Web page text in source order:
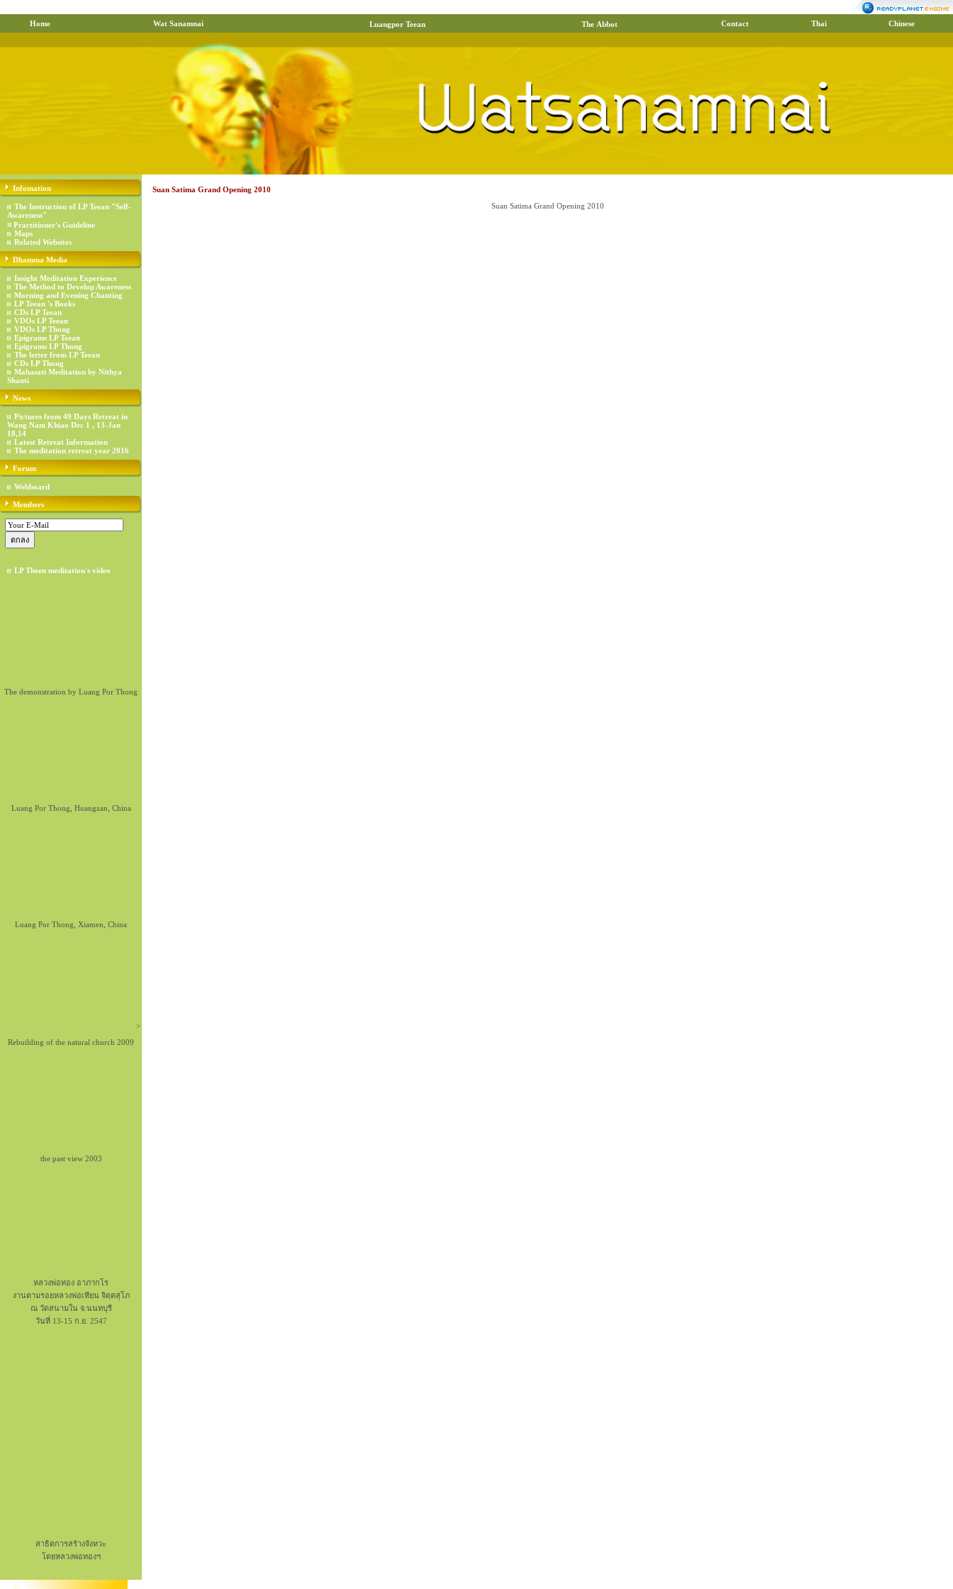
Home Wat Sanamnai Luangpor Teean The Abbot Contact Thai Chinese
Infomation
The Instruction of LP Teean "Self-
Awareness"
Practitioner's Guideline
Maps
Related Websites
Dhamma Media
Insight Meditation Experience
The Method to Develop Awareness
Morning and Evening Chanting
LP Teean 's Books
CDs LP Teean
VDOs LP Teean
VDOs LP Thong
Epigrams LP Teean
Epigrams LP Thong
The letter from LP Teean
CDs LP Thong
Mahasati Meditation by Nithya
Shanti
News
Pictures from 49 Days Retreat in
Wang Nam Khiao Dec 1 , 13-Jan
18,14
Latest Retreat Information
The meditation retreat year 2016
Forum
Webboard
Members
LP Theen meditation's video
The demonstration by Luang Por Thong
Luang Por Thong, Huangzan, China
Luang Por Thong, Xiamen, China
>
Rebuilding of the natural church 2009
the past view 2003
หลวงพ่อทอง อาภากโร
งานตามรอยหลวงพ่อเทียน จิตฺตสุโภ
ณ วัดสนามใน จ.นนทบุรี
วันที่ 13-15 ก.ย. 2547
สาธิตการสร้างจังหวะ
โดยหลวงพ่อทองฯ
Suan Satima Grand Opening 2010
Suan Satima Grand Opening 2010